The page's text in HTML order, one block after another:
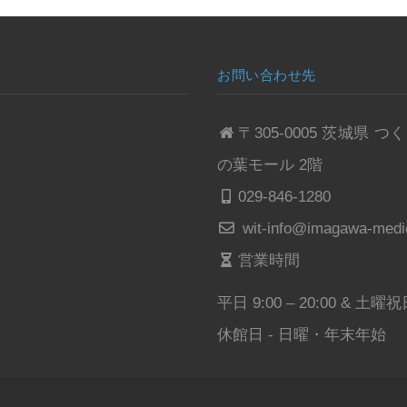
お問い合わせ先
〒305-0005 茨城県 つ
の葉モール 2階
029-846-1280
wit-info@imagawa-
営業時間
平日 9:00 – 20:00 & 土曜祝
休館日 - 日曜・年末年始